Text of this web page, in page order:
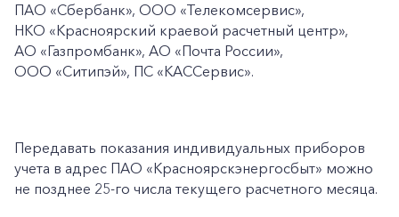
Частным клиентам
Корпоративным клиентам
ПАО «Сбербанк», ООО «Телекомсервис»,
НКО «Красноярский краевой расчетный центр»,
АО «Газпромбанк», АО «Почта России»,
ООО «Ситипэй», ПС «КАССервис».
Передавать показания индивидуальных приборов
учета в адрес ПАО «Красноярскэнергосбыт» можно
не позднее 25-го числа текущего расчетного месяца.